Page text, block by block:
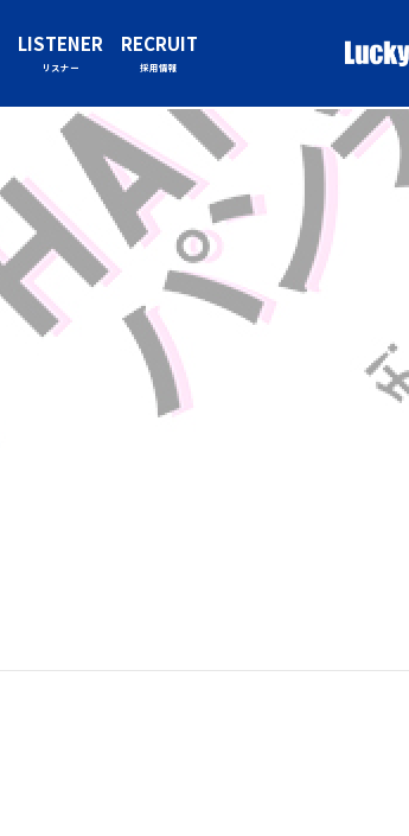
LISTENER
リスナー
RECRUIT
採用情報